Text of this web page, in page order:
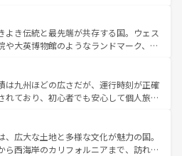
の発祥地であるランス、プロヴァンスの
ー畑など、多彩な楽しみ方が可能だ。さ
地域にも魅力が溢れており、どの街角に
ぶとそれぞれで全く異なる文化を体験で
ろう。 なお、新着のフランス情報はコンテンツ一覧
。
、どこを歩いても飽きることがない。ベ
気、バイエルン州のアルプスの絶景、そ
のワイン畑といった風景は必見。ビール
ひ体験してほしい。 なお、新着の
テンツ一覧を参照してほしい。
よき伝統と最先端が共存する国。ウェス
や大英博物館のようなランドマーク、歴
魅力がある。また、優雅なアフタヌーン
きにはたまらない英国パブ、サッカー観
らこそできる体験も豊富。イギリスを旅
てほしい。
は九州ほどの広さだが、運行時刻が正確
れており、初心者でも安心して個人旅行
残る町や、スイスならではのユニークな
ルプス観光だけでなく町歩きも満喫する
民の所得が高いため物価も高いが、旅行
、広大な土地と多様な文化が魅力の国。
ら西海岸のカリフォルニアまで、訪れる